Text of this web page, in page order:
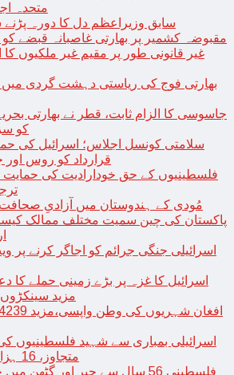
متحدہ
سابق وزیراعظم دل کا دورہ پڑنے
مقبوضہ کشمیر پر بھارتی غاصبانہ قبضے کو 76 سال ہوگئے
کو
سلامتی کونسل اجلاس؛ اسرائیل کی
قرارداد کو روس اور
فلسطینیوں کے حق خودارادیت کی حمایت
مُودی کے ہندوستان میں آزادیِ صحافت
اسرائیلی جنگی جرائم کو اجاگر کرنے
اسرائیل کا غزہ پر بڑے زمینی حملے کا
مزید
متجاوز، 16 ہزار سے زائد زخمی
فلسطینی 56 سال سے جبر اور